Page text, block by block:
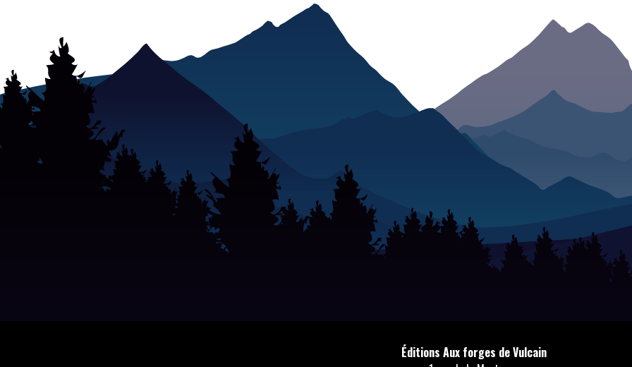
Éditions Aux forges de Vulcain